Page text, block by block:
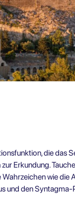
die das
Erkundung.
wie die
und den Syntagma-